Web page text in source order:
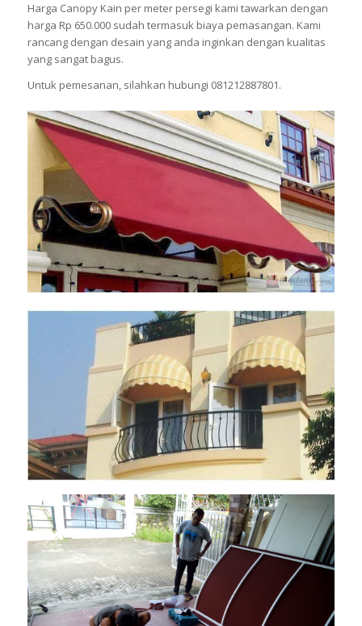
Harga Canopy Kain per meter persegi kami tawarkan dengan
harga Rp 650.000 sudah termasuk biaya pemasangan. Kami
rancang dengan desain yang anda inginkan dengan kualitas
yang sangat bagus.
Untuk pemesanan, silahkan hubungi 081212887801.